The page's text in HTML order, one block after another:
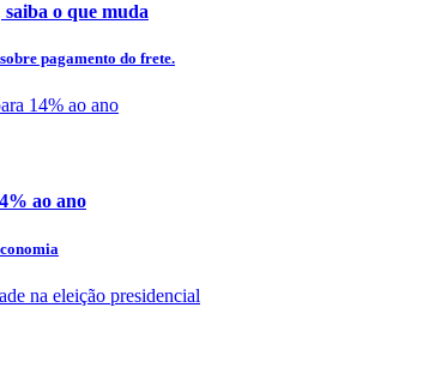
o que muda
pagamento do frete.
ao ano